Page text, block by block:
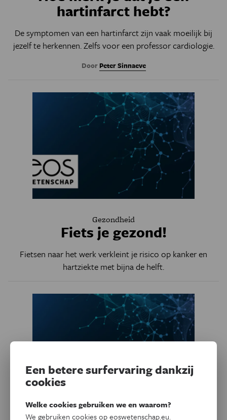
hartinfarct hebt?
De symptomen van een hartinfarct zijn vaak moeilijk bij
jezelf te herkennen. Zelfs voor een professor cardiologie.
Door Peter Sinnaeve
Gezondheid
Fiets je gezond!
Fietsen naar het werk verkleint je risico op kanker en
hartziekte met bijna de helft.
Een betere surfervaring dankzij
cookies
Welke cookies gebruiken we en waarom?
We gebruiken cookies op eoswetenschap.eu.